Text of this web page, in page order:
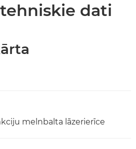
dati
melnbalta lāzerierīce